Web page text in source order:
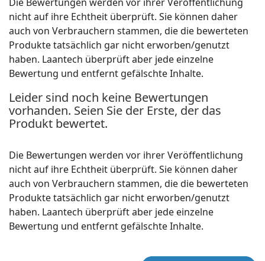
nicht auf ihre Echtheit überprüft. Sie können daher
auch von Verbrauchern stammen, die die bewerteten
Produkte tatsächlich gar nicht erworben/genutzt
haben. Laantech überprüft aber jede einzelne
Bewertung und entfernt gefälschte Inhalte.
Leider sind noch keine Bewertungen
vorhanden. Seien Sie der Erste, der das
Produkt bewertet.
Die Bewertungen werden vor ihrer Veröffentlichung
nicht auf ihre Echtheit überprüft. Sie können daher
auch von Verbrauchern stammen, die die bewerteten
Produkte tatsächlich gar nicht erworben/genutzt
haben. Laantech überprüft aber jede einzelne
Bewertung und entfernt gefälschte Inhalte.